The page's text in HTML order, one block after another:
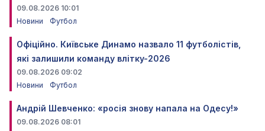
09.08.2026 10:01
Новини
Футбол
Офіційно. Київське Динамо назвало 11 футболістів,
які залишили команду влітку-2026
09.08.2026 09:02
Новини
Футбол
Андрій Шевченко: «росія знову напала на Одесу!»
09.08.2026 08:01